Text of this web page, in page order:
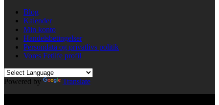
Blog
Kalender
Min konto
Handelsbetingelser
Persondata og privatlivs politik
Vores Fetlife profil
Powered by
Translate